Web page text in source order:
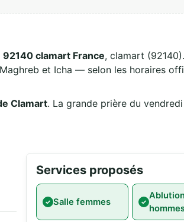
clamart France, clamart
et Icha — selon les horaires
Clamart. La grande prière du
Services proposés
Salle femmes